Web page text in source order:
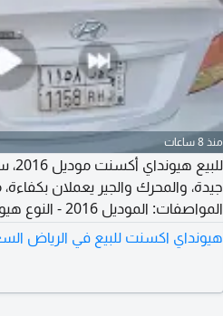
منذ 8 ساعات
جيدة، والمحرك والجير يعملان
المواصفات:
أوتوماتيك - هيكل نظيف - جاهزة
هيونداي اكسنت للبيع في الرياض